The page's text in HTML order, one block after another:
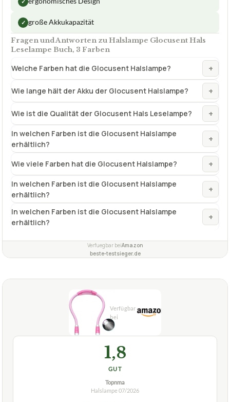
✓
✓ große Akkukapazität
Fragen und Antworten zu Halslampe Glocusent Hals
Leselampe Buch, 3 Farben
Welche Farben hat die Glocusent Halslampe? +
Wie lange hält der Akku der Glocusent Halslampe? +
Wie ist die Qualität der Glocusent Hals Leselampe? +
In welchen Farben ist die Glocusent Halslampe
erhältlich?
+
Wie viele Farben hat die Glocusent Halslampe? +
In welchen Farben ist die Glocusent Halslampe
erhältlich?
+
In welchen Farben ist die Glocusent Halslampe
erhältlich?
+
Verfuegbar beiAmazon
beste-testsieger.de
1,8
GUT
Topnma
Halslampe 07/2026